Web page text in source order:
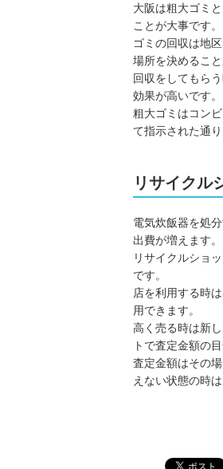
大阪は粗大ゴミ
ことが大事です。
ゴミの回収は地
場所を決めること
回収をしてもら
効果が高いです。
粗大ゴミはコン
て指示された通
リサイクル
電気炊飯器を処
出費が増えます。
リサイクルショ
です。
店を利用する時
用できます。
高く売る時は新
トで査定金額の
査定金額はその
えない状態の時